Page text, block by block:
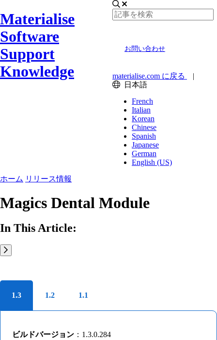
Materialise
Software
Support
Knowledge
お問い合わせ
materialise.com に戻る
|
日本語
French
Italian
Korean
Chinese
Spanish
Japanese
German
English (US)
ホーム リリース情報
Magics Dental Module
In This Article:
1.3 1.2 1.1
ビルドバージョン ：1.3.0.284